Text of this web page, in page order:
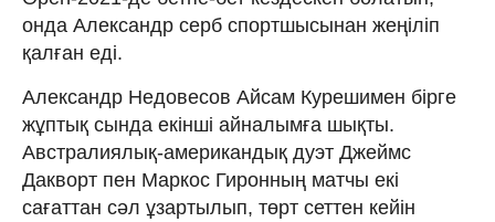
онда Александр серб спортшысынан жеңіліп
қалған еді.
Александр Недовесов Айсам Курешимен бірге
жұптық сында екінші айналымға шықты.
Австралиялық-американдық дуэт Джеймс
Дакворт пен Маркос Гиронның матчы екі
сағаттан сәл ұзартылып, төрт сеттен кейін